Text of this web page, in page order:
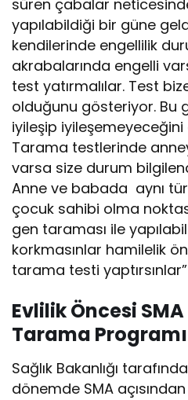
süren çabalar
yapılabildiği bir güne
kendilerinde engellilik
akrabalarında engelli
test yatırmalılar. Test
olduğunu gösteriyor. Bu
iyileşip
Tarama testlerinde
varsa size durum
Anne ve babada aynı
çocuk sahibi olma
gen taraması ile
korkmasınlar hamilelik
tarama testi
Evlilik Öncesi SMA
Tarama Programı
Sağlık Bakanlığı
dönemde SMA açısından